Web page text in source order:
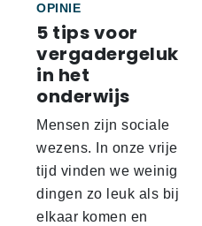
OPINIE
5 tips voor
vergadergeluk
in het
onderwijs
Mensen zijn sociale
wezens. In onze vrije
tijd vinden we weinig
dingen zo leuk als bij
elkaar komen en